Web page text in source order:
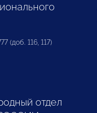
(доб. 116, 117)
отдел